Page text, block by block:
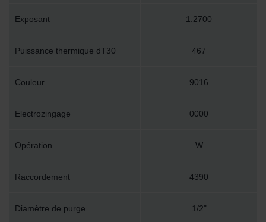
Exposant 1.2700
Puissance thermique dT30 467
Couleur 9016
Electrozingage 0000
Opération W
Raccordement 4390
Diamètre de purge 1/2"